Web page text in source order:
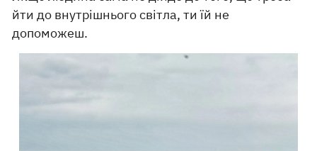
йти до внутрішнього світла, ти їй не
допоможеш.